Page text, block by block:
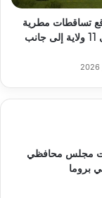
تساقطات مطرية
متفاوتة على 11 ولاية إلى جانب
مجلس محافظي
بروما